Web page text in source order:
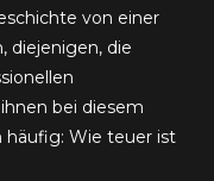
von einer
diejenigen, die
bei diesem
häufig: Wie teuer ist